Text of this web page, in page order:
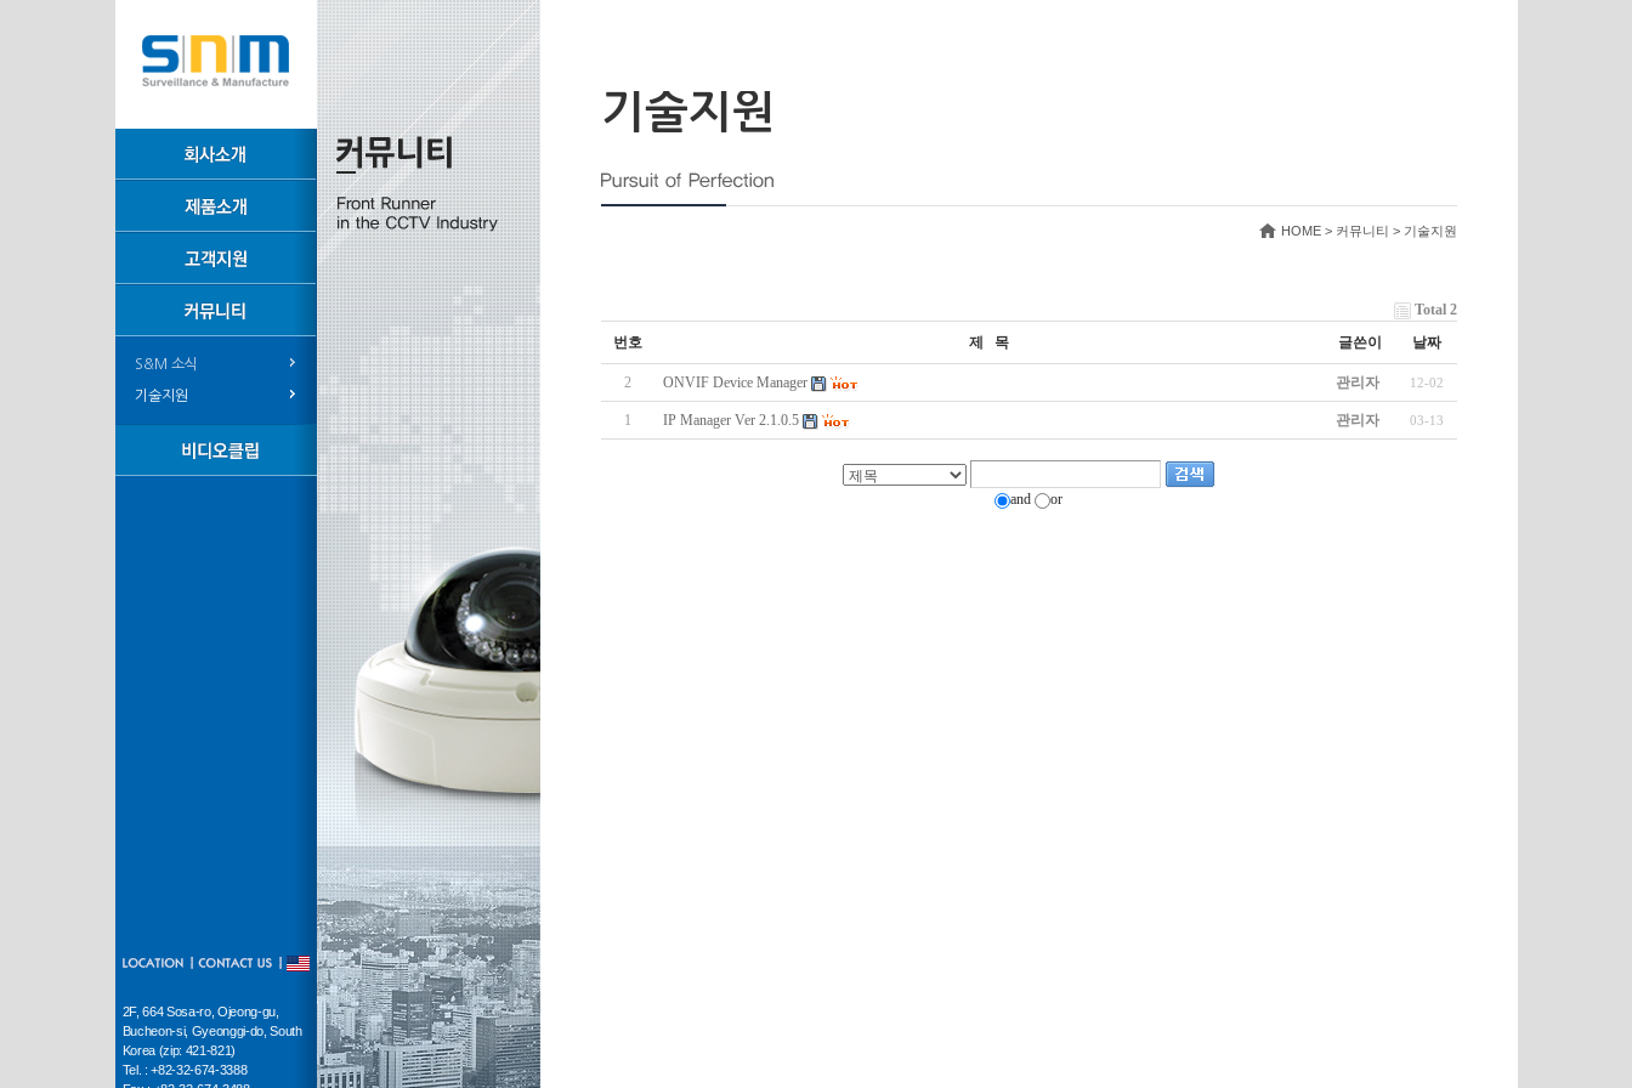
S&M 소식
기술지원
2F, 664 Sosa-ro, Ojeong-gu,
Bucheon-si, Gyeonggi-do, South
Korea (zip: 421-821)
Tel. : +82-32-674-3388
기술지원
HOME > 커뮤니티 > 기술지원
Total 2
번호
제 목 글쓴이 날짜
2 ONVIF Device Manager 관리자 12-02
1 IP Manager Ver 2.1.0.5 관리자 03-13
and or